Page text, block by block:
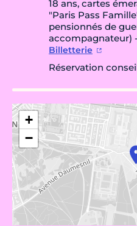
18 ans, cartes
"Paris Pass
pensionnés de
accompagnateur)
Billetterie
Réservation
+
−